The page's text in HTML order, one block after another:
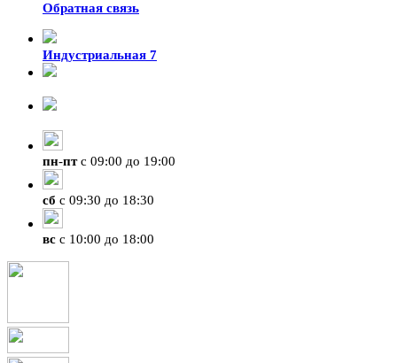
Обратная связь
Индустриальная 7
пн-птс 09:00 до 19:00
сб с 09:30 до 18:30
вс с 10:00 до 18:00